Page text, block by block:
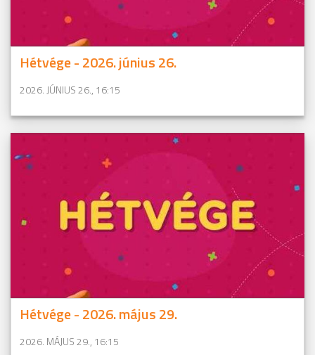
Hétvége - 2026. június 26.
2026. JÚNIUS 26., 16:15
Hétvége - 2026. május 29.
2026. MÁJUS 29., 16:15